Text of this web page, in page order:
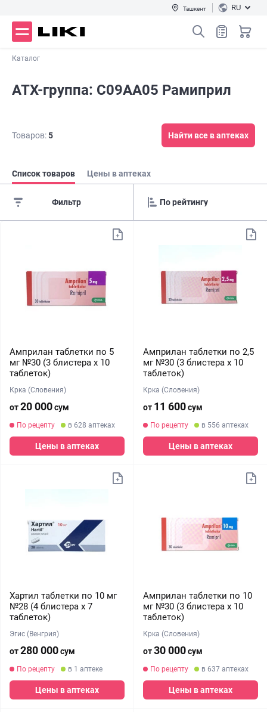
Ташкент RU
Каталог
АТХ-группа: C09AA05 Рамиприл
Товаров:5 Найти все в аптеках
Список товаров Цены в аптеках
Фильтр
Амприлан таблетки по 5
мг №30 (3 блистера х 10
таблеток)
Крка (Словения)
от20 000сум
По рецепту в 628 аптеках
Цены в аптеках
Амприлан таблетки по 2,5
мг №30 (3 блистера х 10
таблеток)
Крка (Словения)
от 11 600сум
По рецепту в 556 аптеках
Цены в аптеках
Хартил таблетки по 10 мг
№28 (4 блистера х 7
таблеток)
Эгис (Венгрия)
от280 000сум
По рецепту в 1 аптеке
Цены в аптеках
Амприлан таблетки по 10
мг №30 (3 блистера х 10
таблеток)
Крка (Словения)
от30 000сум
По рецепту в 637 аптеках
Цены в аптеках